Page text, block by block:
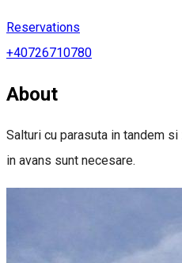
Reservations
+40726710780
About
Salturi cu parasuta in tandem
in avans sunt necesare.